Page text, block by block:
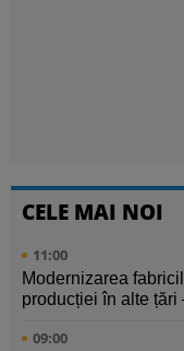
CELE MAI NOI
11:00
Modernizarea
producției în alte țări
09:00